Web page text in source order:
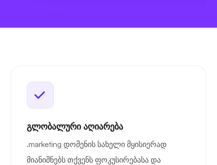
გლობალური აღიარება
.marketing დომენის სახელი მყისიერად
მიანიშნებს თქვენს ფოკუსირებასა და